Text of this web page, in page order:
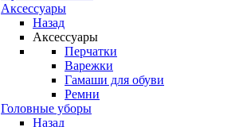
Аксессуары
Назад
Аксессуары
Перчатки
Варежки
Гамаши для обуви
Ремни
Головные уборы
Назад